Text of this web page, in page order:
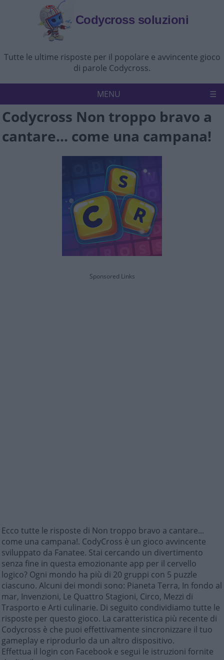
Codycross soluzioni
Tutte le ultime risposte per il popolare e avvincente gioco
di parole Codycross.
MENU
Codycross Politica sulla riservatezza
Disconoscimento Contattaci
Codycross Non troppo bravo a
cantare... come una campana!
Sponsored Links
Ecco tutte le risposte di Non troppo bravo a cantare...
come una campana!. CodyCross è un gioco avvincente
sviluppato da Fanatee. Stai cercando un divertimento
senza fine in questa emozionante app per il cervello
logico? Ogni mondo ha più di 20 gruppi con 5 puzzle
ciascuno. Alcuni dei mondi sono: Pianeta Terra, In fondo al
mar, Invenzioni, Le Quattro Stagioni, Circo, Mezzi di
Trasporto e Arti culinarie. Di seguito condividiamo tutte le
risposte per questo gioco. La caratteristica più recente di
Codycross è che puoi effettivamente sincronizzare il tuo
gameplay e riprodurlo da un altro dispositivo.
Effettua il login con Facebook e segui le istruzioni fornite